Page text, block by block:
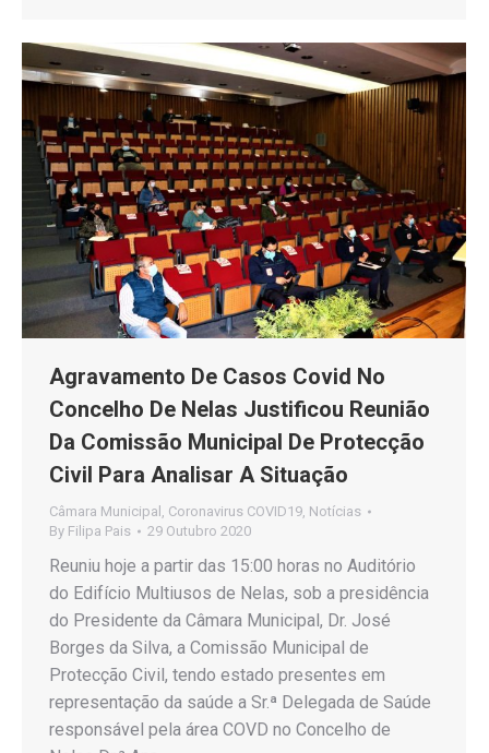
Agravamento De Casos Covid No
Concelho De Nelas Justificou Reunião
Da Comissão Municipal De Protecção
Civil Para Analisar A Situação
Câmara Municipal , Coronavirus COVID19, Notícias
By Filipa Pais 29 Outubro 2020
Reuniu hoje a partir das 15:00 horas no Auditório
do Edifício Multiusos de Nelas, sob a presidência
do Presidente da Câmara Municipal, Dr. José
Borges da Silva, a Comissão Municipal de
Protecção Civil, tendo estado presentes em
representação da saúde a Sr.ª Delegada de Saúde
responsável pela área COVD no Concelho de